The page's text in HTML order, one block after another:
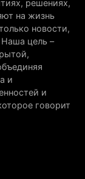
не
164
дня
238
решениях,
на жизнь
новости,
цель –
и
и
говорит